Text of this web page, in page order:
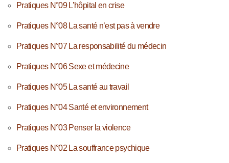
Pratiques N°09 L’hôpital en crise
Pratiques N°08 La santé n’est pas à vendre
Pratiques N°07 La responsabilité du médecin
Pratiques N°06 Sexe et médecine
Pratiques N°05 La santé au travail
Pratiques N°04 Santé et environnement
Pratiques N°03 Penser la violence
Pratiques N°02 La souffrance psychique